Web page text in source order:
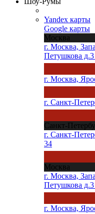
Yandex карты
Google карты
Москва
г. Москва,
Петушкова
г. Москва,
г. Санкт-
Санкт-
г. Санкт-
34
Москва
г. Москва,
Петушкова
г. Москва,